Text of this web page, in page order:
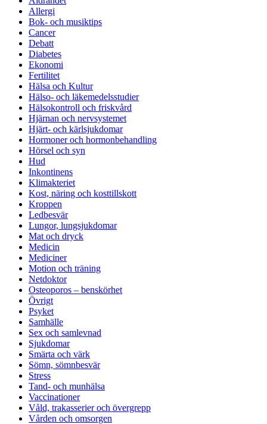
Allergi
Bok- och musiktips
Cancer
Debatt
Diabetes
Ekonomi
Fertilitet
Hälsa och Kultur
Hälso- och läkemedelsstudier
Hälsokontroll och friskvård
Hjärnan och nervsystemet
Hjärt- och kärlsjukdomar
Hormoner och hormonbehandling
Hörsel och syn
Hud
Inkontinens
Klimakteriet
Kost, näring och kosttillskott
Kroppen
Ledbesvär
Lungor, lungsjukdomar
Mat och dryck
Medicin
Mediciner
Motion och träning
Netdoktor
Osteoporos – benskörhet
Övrigt
Psyket
Samhälle
Sex och samlevnad
Sjukdomar
Smärta och värk
Sömn, sömnbesvär
Stress
Tand- och munhälsa
Vaccinationer
Våld, trakasserier och övergrepp
Vården och omsorgen